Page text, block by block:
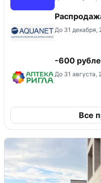
До 31 декабря,
-600
До 31 августа,
Все